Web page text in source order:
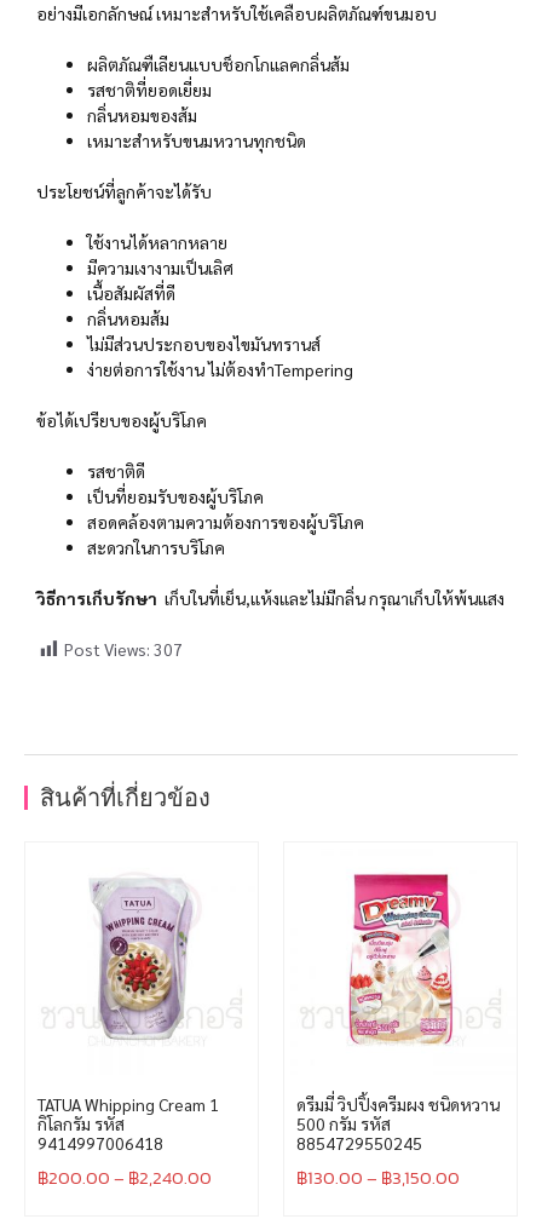
อย่างมีเอกลักษณ์ เหมาะสำหรับใช้เคลือบผลิตภัณฑ์ขนมอบ
ผลิตภัณฑืเลียนแบบช็อกโกแลคกลิ่นส้ม
รสชาติที่ยอดเยี่ยม
กลิ่นหอมของส้ม
เหมาะสำหรับขนมหวานทุกชนิด
ประโยชน์ที่ลูกค้าจะได้รับ
ใช้งานได้หลากหลาย
มีความเงางามเป็นเลิศ
เนื้อสัมผัสที่ดี
กลิ่นหอมส้ม
ไม่มีส่วนประกอบของไขมันทรานส์
ง่ายต่อการใช้งาน ไม่ต้องทำTempering
ข้อได้เปรียบของผู้บริโภค
รสชาติดี
เป็นที่ยอมรับของผู้บริโภค
สอดคล้องตามความต้องการของผู้บริโภค
สะดวกในการบริโภค
วิธีการเก็บรักษา เก็บในที่เย็น,แห้งและไม่มีกลิ่น กรุณาเก็บให้พ้นแสง
Post Views: 307
สินค้าที่เกี่ยวข้อง
TATUA Whipping Cream 1
กิโลกรัม รหัส
9414997006418
฿200.00– ฿2,240.00
ดรีมมี่ วิปปิ้งครีมผง ชนิดหวาน
500 กรัม รหัส
8854729550245
฿130.00– ฿3,150.00